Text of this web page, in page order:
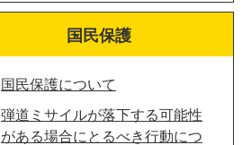
国民保護
国民保護について
弾道ミサイルが落下する可能性
がある場合にとるべき行動につ